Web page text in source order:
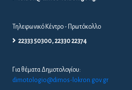
Τηλεφωνικό Κέντρο - Πρωτόκολλο
22333 50300, 22330 22374
Για θέματα Δημοτολογίου:
dimotologio@dimos-lokron.gov.gr